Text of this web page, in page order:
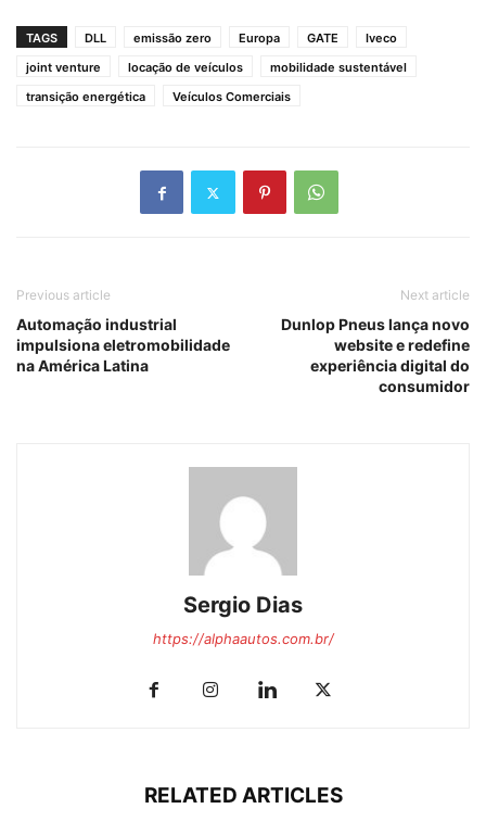
TAGS DLL emissão zero Europa GATE
Iveco
joint venture
locação de veículos
mobilidade sustentável
transição energética
Veículos Comerciais
Previous article
Automação industrial
impulsiona eletromobilidade
na América Latina
Next article
Dunlop Pneus lança novo
website e redefine
experiência digital do
consumidor
Sergio Dias
https://alphaautos.com.br/
RELATED ARTICLES